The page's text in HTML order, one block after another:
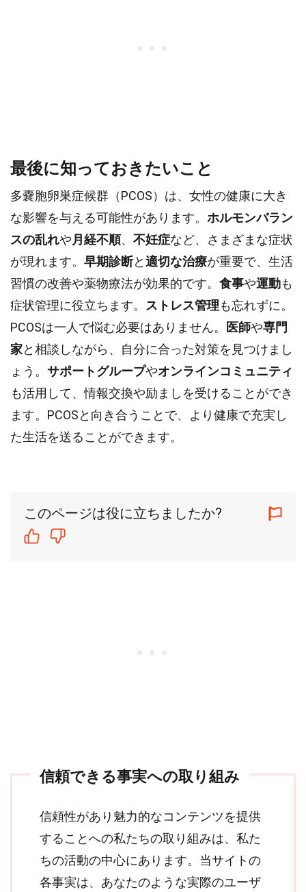
最後に知っておきたいこと
多嚢胞卵巣症候群（PCOS）は、女性の健康に大き
な影響を与える可能性があります。 ホルモンバラン
スの乱れや月経不順、 不妊症など、さまざまな症状
が現れます。 早期診断と適切な治療が重要で、生活
習慣の改善や薬物療法が効果的です。 食事や運動も
症状管理に役立ちます。 ストレス管理も忘れずに。
PCOSは一人で悩む必要はありません。
医師や専門
家と相談しながら、自分に合った対策を見つけまし
ょう。 サポートグループやオンラインコミュニティ
も活用して、情報交換や励ましを受けることができ
ます。PCOSと向き合うことで、より健康で充実し
た生活を送ることができます。
このページは役に立ちましたか?
信頼できる事実への取り組み
信頼性があり魅力的なコンテンツを提供
することへの私たちの取り組みは、私た
ちの活動の中心にあります。当サイトの
各事実は、あなたのような実際のユーザ